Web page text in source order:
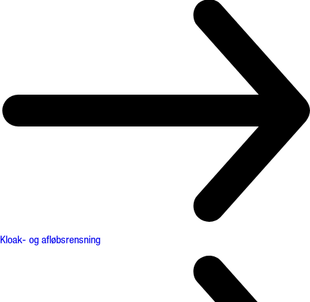
Kloak- og afløbsrensning